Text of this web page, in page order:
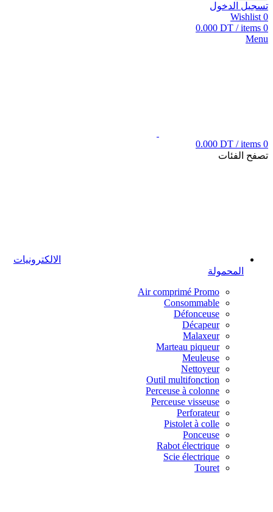
تسجيل الدخول
0
Wishlist
0
items
/
0.000 DT
Menu
0
items
/
0.000 DT
تصفح الفئات
الالكترونيات
المحمولة
Air comprimé Promo
Consommable
Défonceuse
Décapeur
Malaxeur
Marteau piqueur
Meuleuse
Nettoyeur
Outil multifonction
Perceuse à colonne
Perceuse visseuse
Perforateur
Pistolet à colle
Ponceuse
Rabot électrique
Scie électrique
Touret